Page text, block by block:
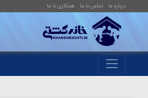
درباره ما تماس با ما همکاری با ما